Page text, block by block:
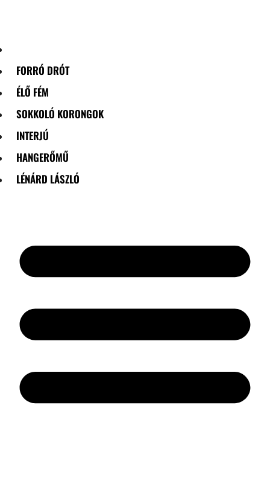
FORRÓ DRÓT
ÉLŐ FÉM
SOKKOLÓ KORONGOK
INTERJÚ
HANGERŐMŰ
LÉNÁRD LÁSZLÓ